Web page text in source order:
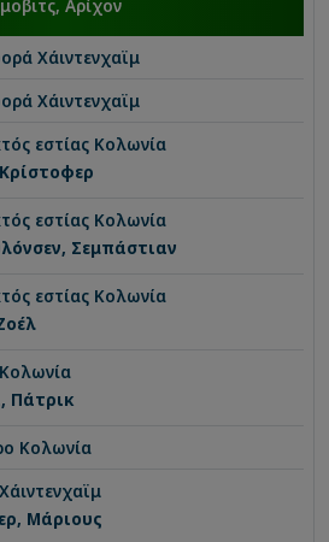
Αρίχον
Χάιντενχαϊμ
Χάιντενχαϊμ
εστίας Κολωνία
εστίας Κολωνία
Σεμπάστιαν
εστίας Κολωνία
Κολωνία
Πάτρικ
Κολωνία
Χάιντενχαϊμ
Μάριους